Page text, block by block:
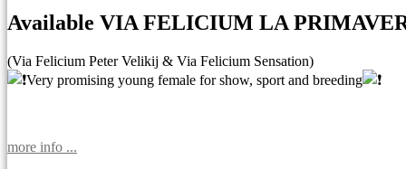
Available VIA FELICIUM LA
(Via Felicium Peter Velikij & Via Felicium Sensation)
Very promising young female for show, sport and breeding
more info ...